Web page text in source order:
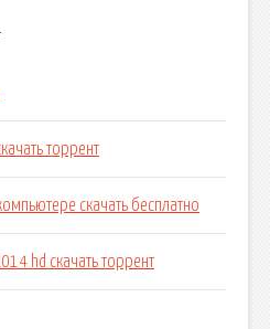
торрент
скачать бесплатно
hd скачать торрент